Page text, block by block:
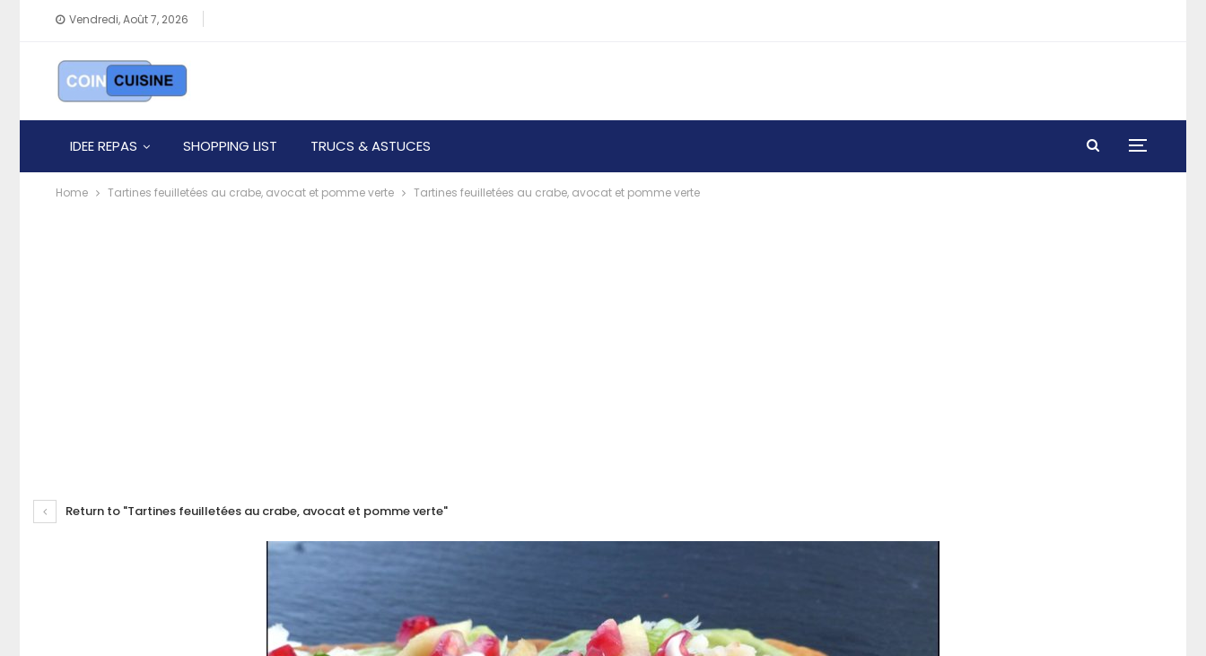
Vendredi, Août 7, 2026
IDEE REPAS SHOPPING LIST TRUCS & ASTUCES
Home Tartines feuilletées au crabe, avocat et pomme verte Tartines feuilletées au crabe, avocat et pomme verte
Return to "Tartines feuilletées au crabe, avocat et pomme verte"